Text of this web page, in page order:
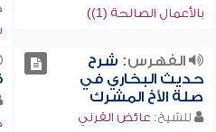
بالأعمال الصالحة (1))
الفهرس: شرح
حديث البخاري في
صلة الأخ المشرك
للشيخ: عائض القرني